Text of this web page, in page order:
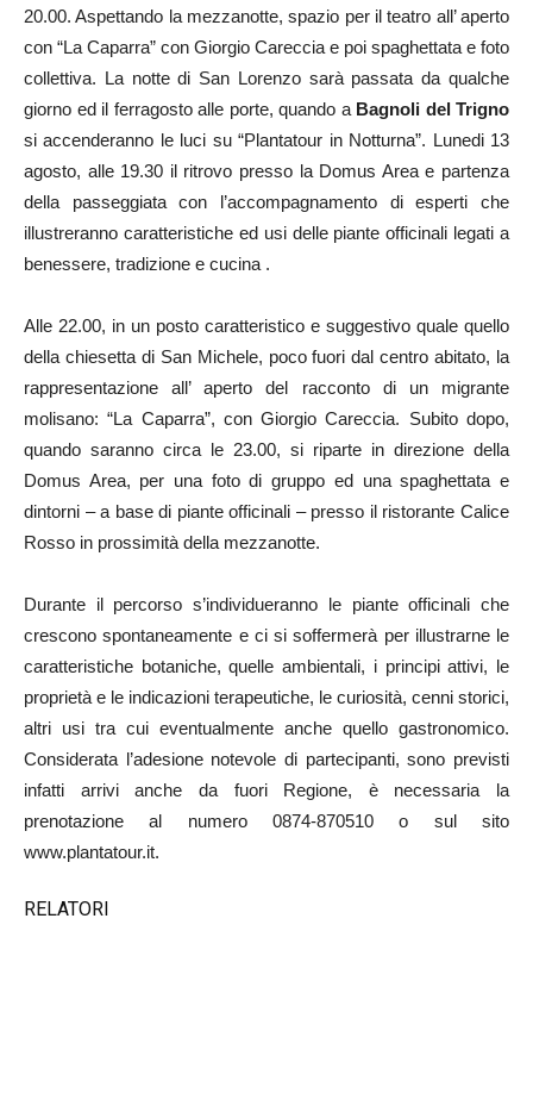
20.00. Aspettando la mezzanotte, spazio per il teatro all’ aperto
con “La Caparra” con Giorgio Careccia e poi spaghettata e foto
collettiva. La notte di San Lorenzo sarà passata da qualche
giorno ed il ferragosto alle porte, quando aBagnoli del Trigno
si accenderanno le luci su “Plantatour in Notturna”. Lunedi 13
agosto, alle 19.30 il ritrovo presso la Domus Area e partenza
della passeggiata con l’accompagnamento di esperti che
illustreranno caratteristiche ed usi delle piante officinali legati a
benessere, tradizione e cucina .
Alle 22.00, in un posto caratteristico e suggestivo quale quello
della chiesetta di San Michele, poco fuori dal centro abitato, la
rappresentazione all’ aperto del racconto di un migrante
molisano: “La Caparra”, con Giorgio Careccia. Subito dopo,
quando saranno circa le 23.00, si riparte in direzione della
Domus Area, per una foto di gruppo ed una spaghettata e
dintorni – a base di piante officinali – presso il ristorante Calice
Rosso in prossimità della mezzanotte.
Durante il percorso s’individueranno le piante officinali che
crescono spontaneamente e ci si soffermerà per illustrarne le
caratteristiche botaniche, quelle ambientali, i principi attivi, le
proprietà e le indicazioni terapeutiche, le curiosità, cenni storici,
altri usi tra cui eventualmente anche quello gastronomico.
Considerata l’adesione notevole di partecipanti, sono previsti
infatti arrivi anche da fuori Regione, è necessaria la
prenotazione al numero 0874-870510 o sul sito
www.plantatour.it.
RELATORI